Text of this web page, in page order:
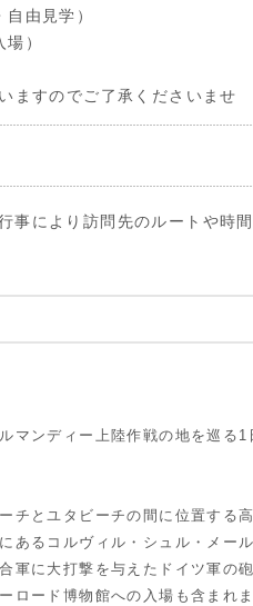
由見学）
）
ますのでご了承くださいませ
事により訪問先のルートや時
マンディー上陸作戦の地を巡る1
チとユタビーチの間に位置する
あるコルヴィル・シュル・メー
軍に大打撃を与えたドイツ軍の
ロード博物館への入場も含まれま